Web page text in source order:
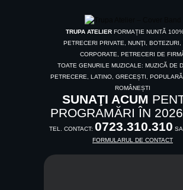
TRUPA ATELIER FORMAȚIE NUNTĂ
PETRECERI PRIVATE, NUNŢI, BOTEZURI,
CORPORATE, PETRECERI DE
TOATE GENURILE MUZICALE: MUZICĂ DE
PETRECERE, LATINO, GRECEȘTI,
ROMÂNEȘTI
SUNAŢI ACUM
PROGRAMĂRI ÎN
TEL. CONTACT: 0723.310.310
FORMULARUL DE CONTACT